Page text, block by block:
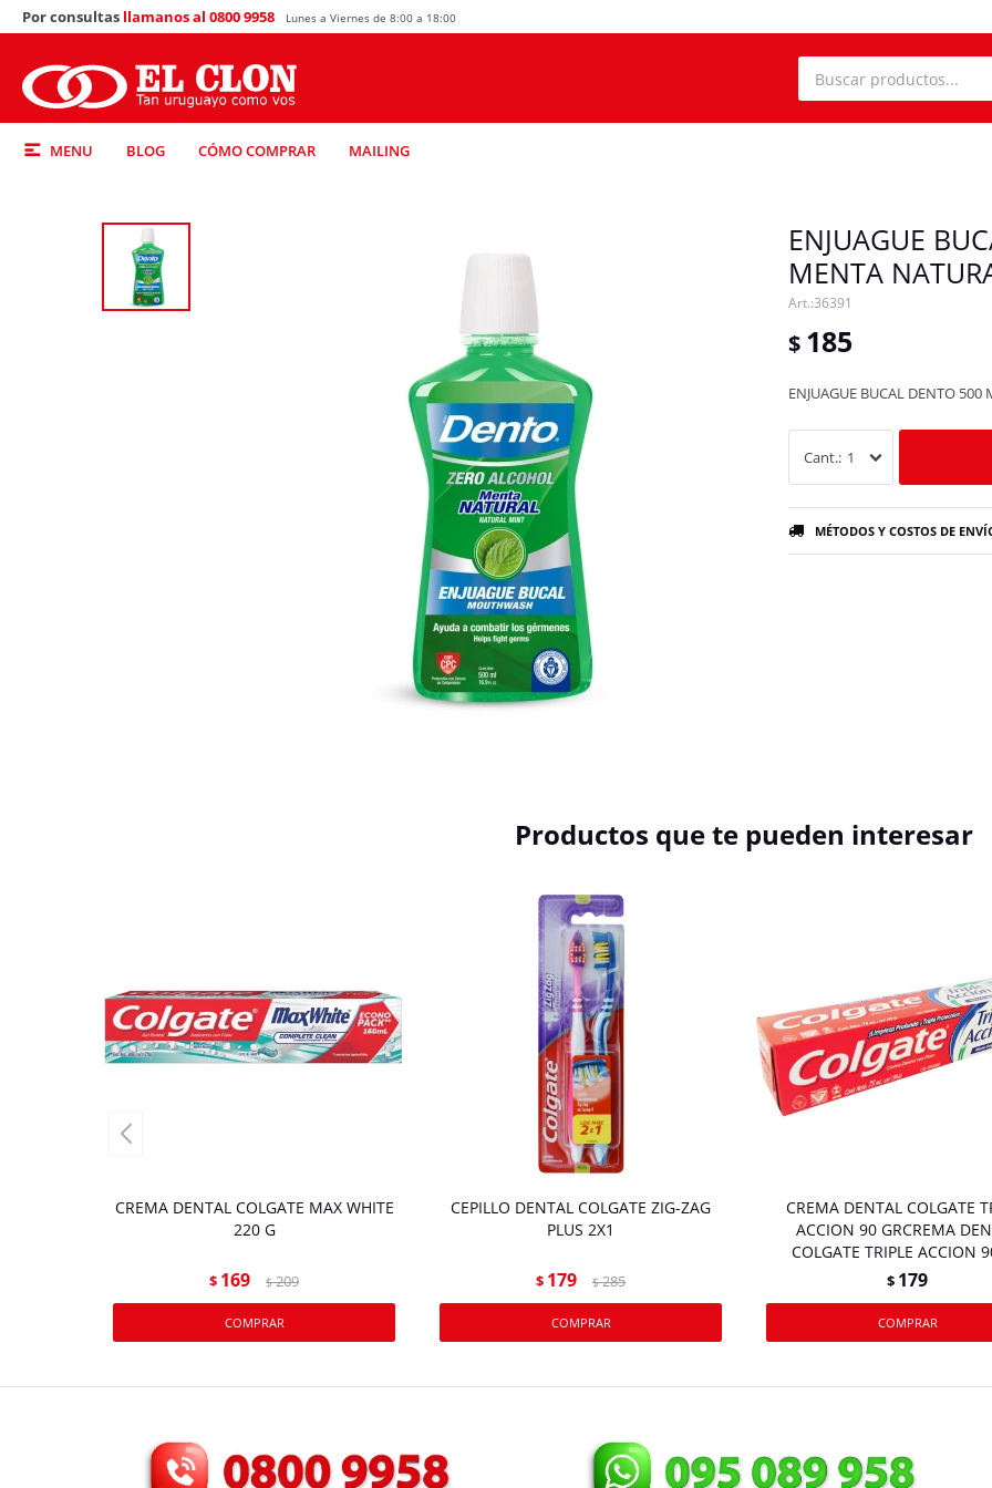
MENU BLOG CÓMO COMPRAR MAILING
Por consultas llamanos al 0800 9958 Lunes a Viernes de 8:00 a 18:00
ENJUAGUE
MENTA
36391
$ 185
ENJUAGUE BUCAL DENTO
1
MÉTODOS Y COSTOS DE
Productos que te pueden interesar
CREMA DENTAL COLGATE MAX WHITE
220 G
$ 169 $ 209
CEPILLO DENTAL COLGATE ZIG-ZAG
PLUS 2X1
$ 179 $ 285
CREMA DENTAL COLGATE
ACCION 90 GRCREMA
COLGATE TRIPLE ACCION
$ 179